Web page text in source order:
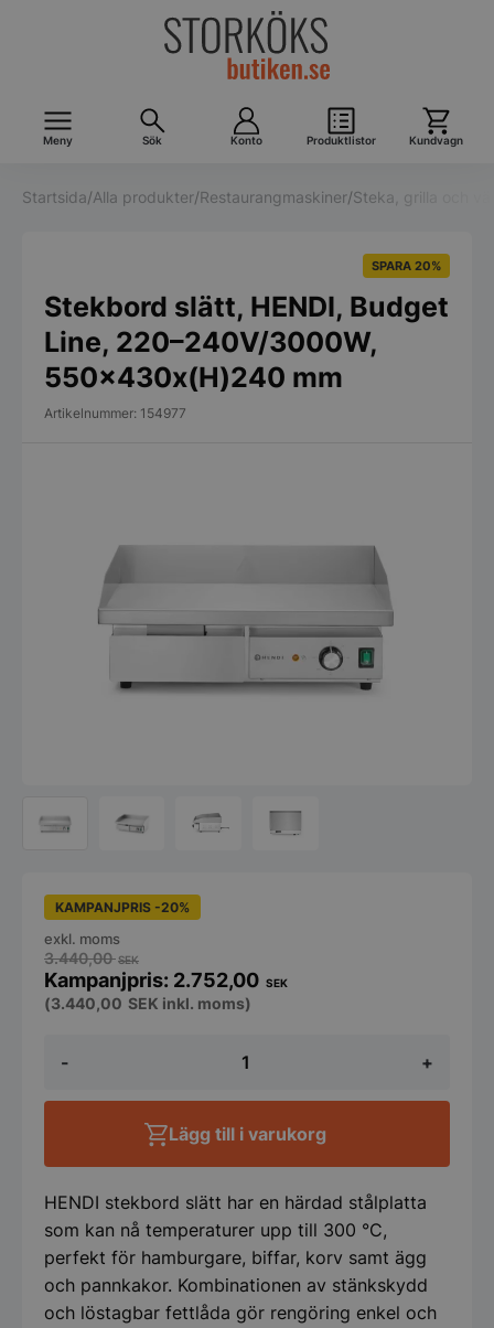
Meny Sök Konto Produktlistor Kundvagn
Startsida/Alla produkter/Restaurangmaskiner/Steka, grilla och
SPARA 20%
Stekbord slätt, HENDI, Budget
Line, 220–240V/3000W,
550x430x(H)240 mm
Artikelnummer: 154977
-
slätt,
Budget
240V/3000W,
mm
mängd
+
KAMPANJPRIS -20%
3.440,00SEK
2.752,00 SEK
exkl. moms
(3.440,00 SEK inkl. moms)
Lägg till i varukorg
HENDI stekbord slätt har en härdad stålplatta
som kan nå temperaturer upp till 300 °C,
perfekt för hamburgare, biffar, korv samt ägg
och pannkakor. Kombinationen av stänkskydd
och löstagbar fettlåda gör rengöring enkel och